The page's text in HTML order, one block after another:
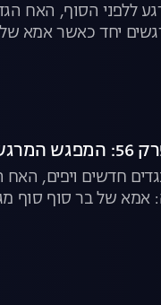
ללפני הסוף, האח
יחד כאשר אמא
לפגוש את שחף | האח
חדשים ויפים,
של בר סוף סוף
- דיאנה | האח הגדול